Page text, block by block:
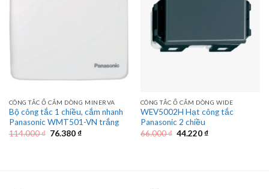
CÔNG TẮC Ổ CẮM DÒNG MINERVA
Bộ công tắc 1 chiều, cắm nhanh
Panasonic WMT501-VN trắng
114.000₫ Giá
76.380₫Giá
CÔNG TẮC Ổ CẮM DÒNG WIDE
WEV5002H Hạt công tắc
Panasonic 2 chiều
66.000₫ Giá
44.220₫Giá